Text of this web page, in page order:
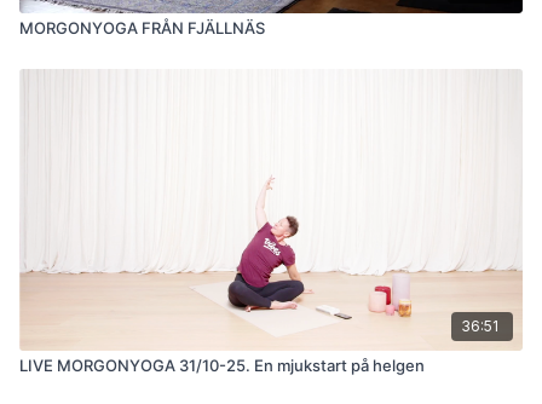
MORGONYOGA FRÅN FJÄLLNÄS
36:51
LIVE MORGONYOGA 31/10-25. En mjukstart på helgen